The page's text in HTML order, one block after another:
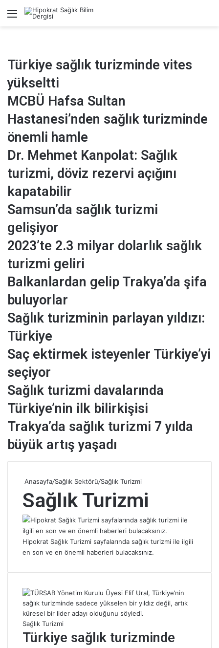
Menü
Türkiye sağlık turizminde vites
yükseltti
MCBÜ Hafsa Sultan
Hastanesi’nden sağlık turizminde
önemli hamle
Dr. Mehmet Kanpolat: Sağlık
turizmi, döviz rezervi açığını
kapatabilir
Samsun’da sağlık turizmi
gelişiyor
2023’te 2.3 milyar dolarlık sağlık
turizmi geliri
Balkanlardan gelip Trakya’da şifa
buluyorlar
Sağlık turizminin parlayan yıldızı:
Türkiye
Saç ektirmek isteyenler Türkiye’yi
seçiyor
Sağlık turizmi davalarında
Türkiye’nin ilk bilirkişisi
Trakya’da sağlık turizmi 7 yılda
büyük artış yaşadı
Anasayfa/Sağlık Sektörü/Sağlık Turizmi
Sağlık Turizmi
Hipokrat Sağlık Turizmi sayfalarında sağlık turizmi ile ilgili
en son ve en önemli haberleri bulacaksınız.
Sağlık Turizmi
Türkiye sağlık turizminde